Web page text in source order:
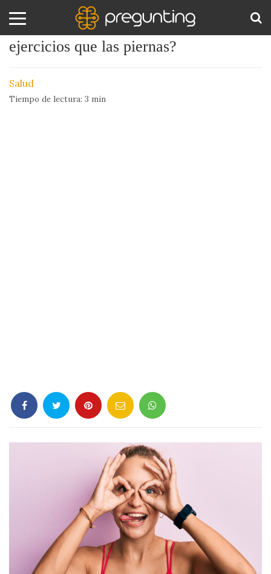
Amor
Sexo
Gastronomía
Literatura
Moda
¿Sabías que los ojos hacen más
ejercicios que las piernas?
Salud
Tiempo de lectura: 3 min